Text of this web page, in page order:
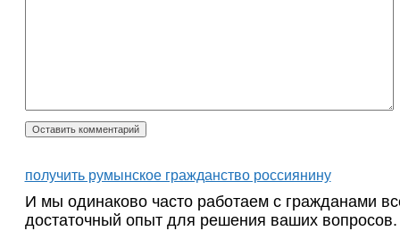
получить румынское гражданство россиянину
И мы одинаково часто работаем с гражданами
достаточный опыт для решения ваших